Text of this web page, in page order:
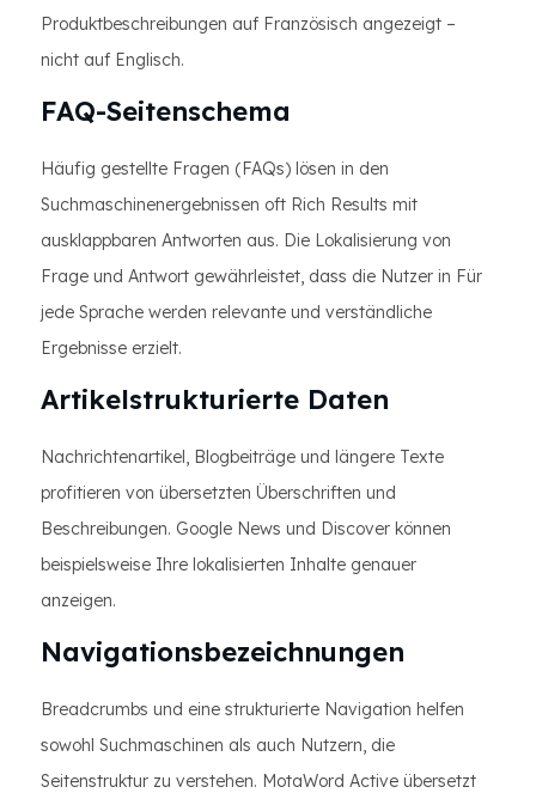
Produktbeschreibungen auf Französisch angezeigt –
nicht auf Englisch.
FAQ-Seitenschema
Häufig gestellte Fragen (FAQs) lösen in den
Suchmaschinenergebnissen oft Rich Results mit
ausklappbaren Antworten aus. Die Lokalisierung von
Frage und Antwort gewährleistet, dass die Nutzer in Für
jede Sprache werden relevante und verständliche
Ergebnisse erzielt.
Artikelstrukturierte Daten
Nachrichtenartikel, Blogbeiträge und längere Texte
profitieren von übersetzten Überschriften und
Beschreibungen. Google News und Discover können
beispielsweise Ihre lokalisierten Inhalte genauer
anzeigen.
Navigationsbezeichnungen
Breadcrumbs und eine strukturierte Navigation helfen
sowohl Suchmaschinen als auch Nutzern, die
Seitenstruktur zu verstehen. MotaWord Active übersetzt